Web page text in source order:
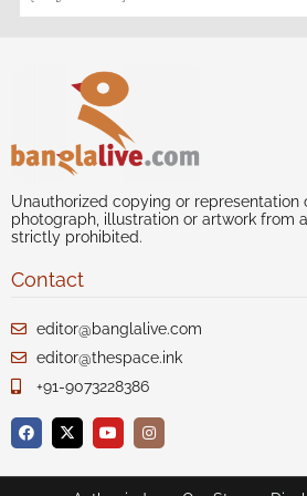
Unauthorized copying or representation
photograph, illustration or artwork from
strictly prohibited.
Contact
editor@banglalive.com
editor@thespace.ink
+91-9073228386